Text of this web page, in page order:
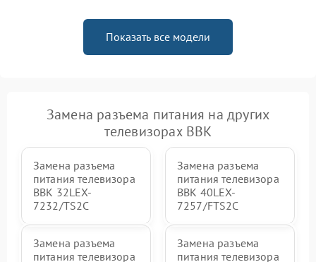
Показать все модели
Замена разъема питания на других
телевизорах BBK
Замена разъема
питания телевизора
BBK 32LEX-
7232/TS2C
Замена разъема
питания телевизора
BBK 40LEX-
7257/FTS2C
Замена разъема
питания телевизора
Замена разъема
питания телевизора